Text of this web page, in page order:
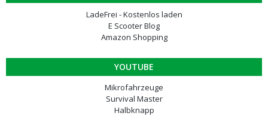
LadeFrei - Kostenlos laden
E Scooter Blog
Amazon Shopping
YOUTUBE
Mikrofahrzeuge
Survival Master
Halbknapp